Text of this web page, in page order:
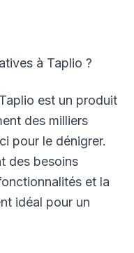
à Taplio ?
est un produit
des milliers
pour le dénigrer.
des besoins
et la
idéal pour un